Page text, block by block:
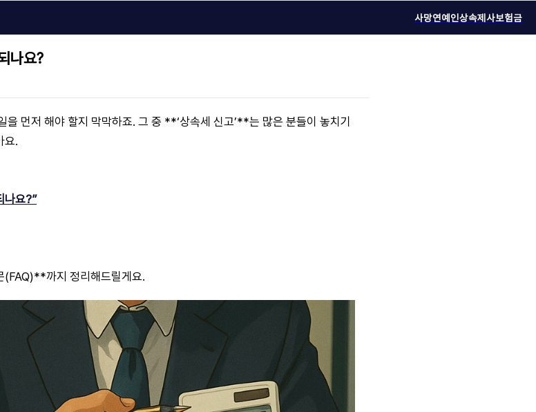
사망연예인상속제사보험금
나요?
먼저 해야 할지 막막하죠. 그 중 **‘상속세 신고’**는 많은 분들이 놓치기
요.
나요?”
(FAQ)**까지 정리해드릴게요.